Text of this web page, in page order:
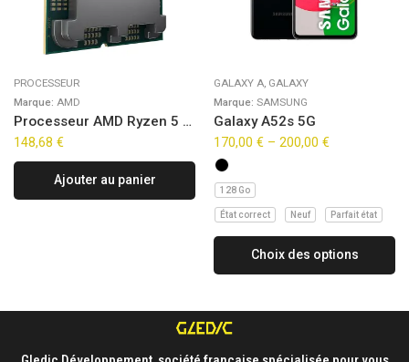
PROCESSEUR
Marque: AMD
Processeur AMD Ryzen 5 8400F (4,7Ghz) AM5 – Sans iGPU Version OEM (Tray)
148,68 €
Ajouter au panier
GALAXY A, GALAXY
Marque: SAMSUNG
Galaxy A52s 5G
170,00 € – 200,00 €
128 Go
État correct Neuf Parfait état
Choix des options